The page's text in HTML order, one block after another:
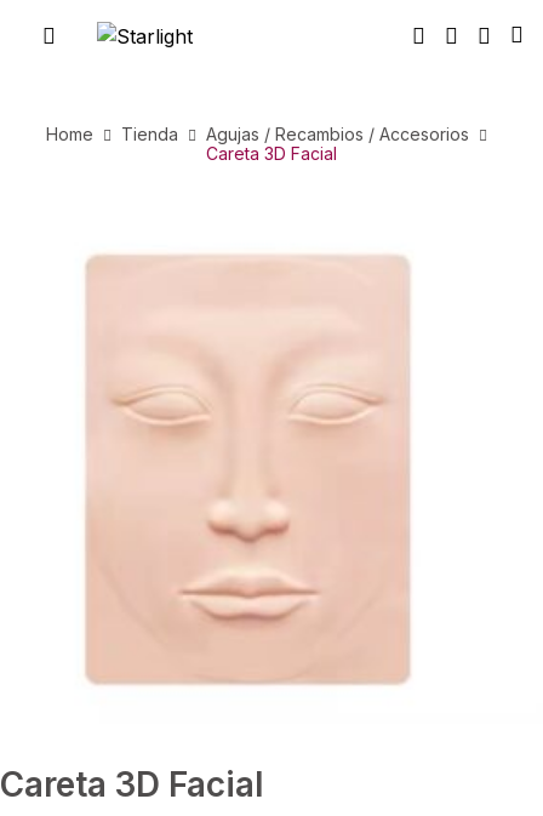
Home Tienda
Agujas / Recambios / Accesorios
Careta 3D Facial
Careta 3D Facial